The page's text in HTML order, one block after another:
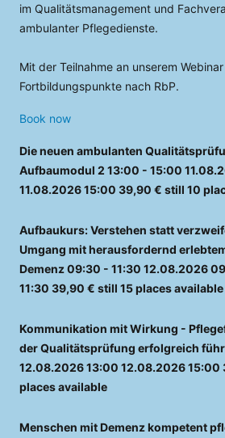
im Qualitätsmanagement und
ambulanter Pflegedienste.
Mit der Teilnahme an unserem
Fortbildungspunkte nach RbP.
Book now
Die neuen ambulanten
Aufbaumodul 2 13:00 - 15:00
11.08.202615:00 39,90 € still 10
Aufbaukurs: Verstehen statt
Umgang mit herausfordernd
Demenz09:30 - 11:30 12.08.2026
11:30 39,90 € still 15 places available
Kommunikation mit Wirkung -
der Qualitätsprüfung erfolgreich
12.08.202613:00 12.08.202615:00
places available
Menschen mit Demenz kompetent